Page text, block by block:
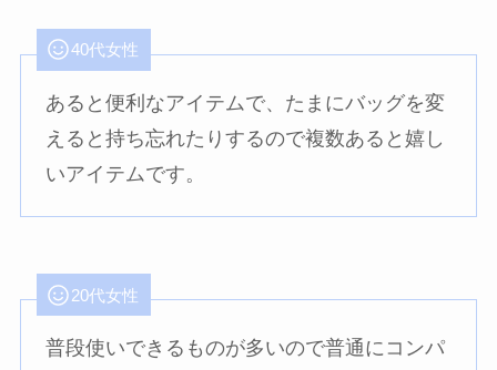
40代女性
あると便利なアイテムで、たまにバッグを変
えると持ち忘れたりするので複数あると嬉し
いアイテムです。
20代女性
普段使いできるものが多いので普通にコンパ